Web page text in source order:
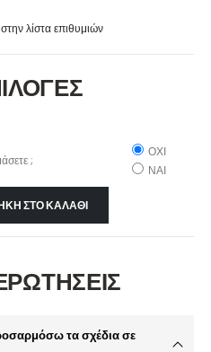
λίστα επιθυμιών
;
ΟΧΙ
ΝΑΙ
ΣΤΟ ΚΑΛΆΘΙ
τα σχέδια σε